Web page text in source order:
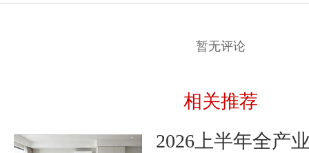
暂无评论
相关推荐
2026上半年全产